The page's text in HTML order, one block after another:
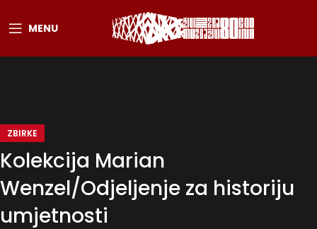
MENU
ZBIRKE
Kolekcija Marian
Wenzel/Odjeljenje za historiju
umjetnosti